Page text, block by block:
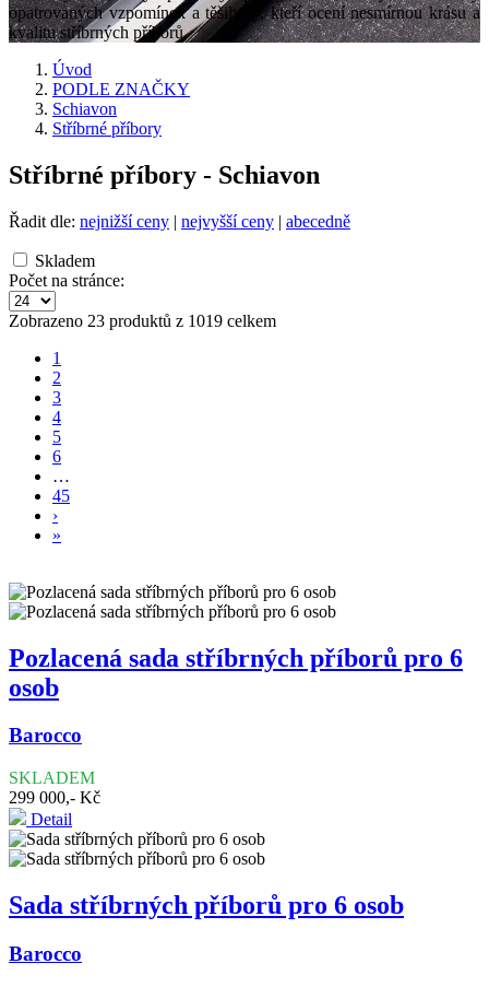
opatrovaných vzpomínek a těšily ty, kteří ocení nesmírnou krásu a
kvalitu stříbrných příborů.
Úvod
PODLE ZNAČKY
Schiavon
Stříbrné příbory
Stříbrné příbory - Schiavon
Řadit dle: nejnižší ceny | nejvyšší ceny | abecedně
Skladem
Počet na stránce:
Zobrazeno 23 produktů z 1019 celkem
1
2
3
4
5
6
…
45
›
»
Pozlacená sada stříbrných příborů pro 6
osob
Barocco
SKLADEM
299 000,- Kč
Detail
Sada stříbrných příborů pro 6 osob
Barocco